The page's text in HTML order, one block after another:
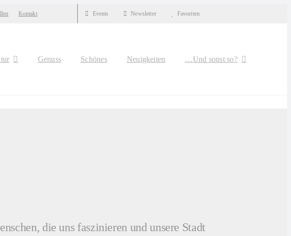
Kontakt Events Newsletter Favoriten
Genuss Schönes Neuigkeiten …Und sonst so?
die uns faszinieren und unsere Stadt